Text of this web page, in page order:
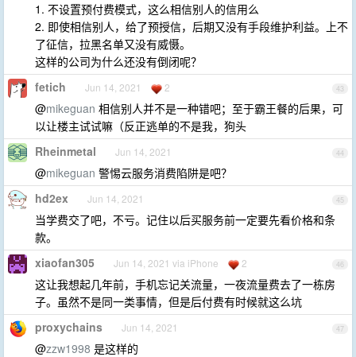
1. 不设置预付费模式，这么相信别人的信用么
2. 即使相信别人，给了预授信，后期又没有手段维护利益。上不
了征信，拉黑名单又没有威慑。
这样的公司为什么还没有倒闭呢？
43
fetich Jun 14, 2021 2
@mikeguan 相信别人并不是一种错吧；至于霸王餐的后果，可
以让楼主试试嘛（反正逃单的不是我，狗头
44
Rheinmetal Jun 14, 2021
@mikeguan 警惕云服务消费陷阱是吧？
45
hd2ex Jun 14, 2021
当学费交了吧，不亏。记住以后买服务前一定要先看价格和条
款。
46
xiaofan305 Jun 14, 2021 via iPhone 2
这让我想起几年前，手机忘记关流量，一夜流量费去了一栋房
子。虽然不是同一类事情，但是后付费有时候就这么坑
47
proxychains Jun 14, 2021
@zzw1998 是这样的